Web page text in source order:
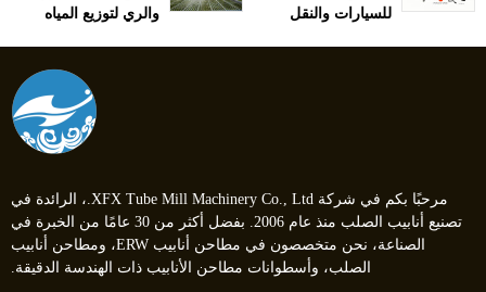
للسيارات والنقل
والري لتوزيع المياه
مرحبًا بكم في شركة XFX Tube Mill Machinery Co., Ltd.، الرائدة في
تصنيع أنابيب الصلب منذ عام 2006. بفضل أكثر من 30 عامًا من الخبرة في
الصناعة، نحن متخصصون في مطاحن أنابيب ERW، ومطاحن أنابيب
الصلب، وأسطوانات مطاحن الأنابيب ذات الهندسة الدقيقة.